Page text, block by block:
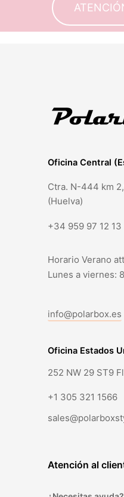
Oficina Central
Ctra. N-444 km
(Huelva)
+34 959 97 12 13
Horario Verano
Lunes a viernes:
info@polarbox.es
Oficina Estados
252 NW 29 ST9
+1 305 321 1566
Atención al